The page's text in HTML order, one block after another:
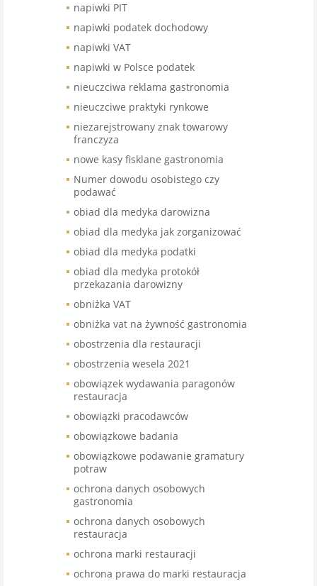
napiwki PIT
napiwki podatek dochodowy
napiwki VAT
napiwki w Polsce podatek
nieuczciwa reklama gastronomia
nieuczciwe praktyki rynkowe
niezarejstrowany znak towarowy
franczyza
nowe kasy fisklane gastronomia
Numer dowodu osobistego czy
podawać
obiad dla medyka darowizna
obiad dla medyka jak zorganizować
obiad dla medyka podatki
obiad dla medyka protokół
przekazania darowizny
obniżka VAT
obniżka vat na żywność gastronomia
obostrzenia dla restauracji
obostrzenia wesela 2021
obowiązek wydawania paragonów
restauracja
obowiązki pracodawców
obowiązkowe badania
obowiązkowe podawanie gramatury
potraw
ochrona danych osobowych
gastronomia
ochrona danych osobowych
restauracja
ochrona marki restauracji
ochrona prawa do marki restauracja